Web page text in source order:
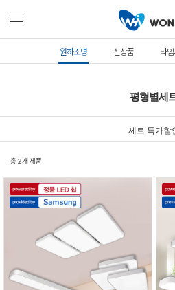
원하조명 신상품 타
평형별세
세트 특가할
총2개 제품